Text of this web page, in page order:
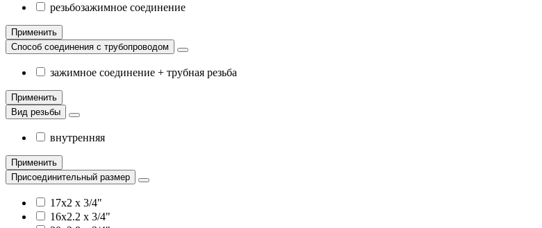
резьбозажимное соединение
Применить
Способ соединения с трубопроводом
зажимное соединение + трубная резьба
Применить
Вид резьбы
внутренняя
Применить
Присоединительный размер
17х2 x 3/4"
16х2.2 x 3/4"